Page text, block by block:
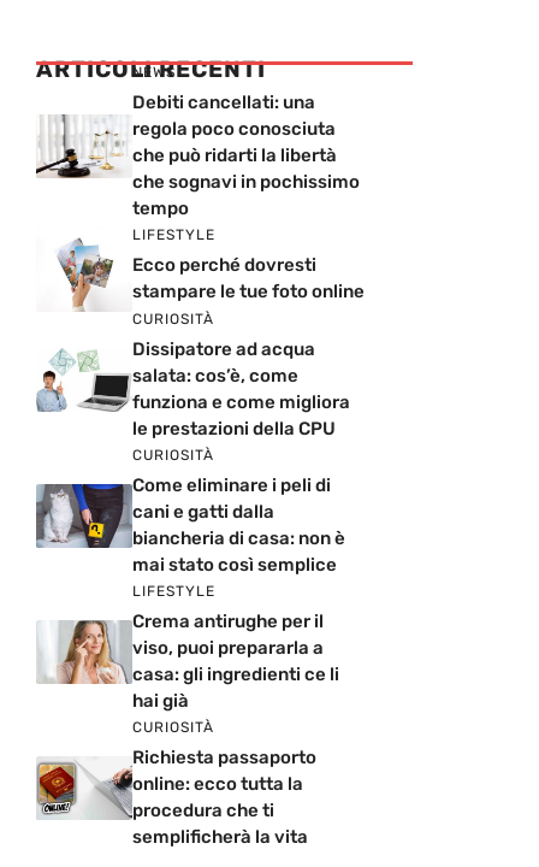
ARTICOLI RECENTI
NEWS
Debiti cancellati: una
regola poco conosciuta
che può ridarti la libertà
che sognavi in pochissimo
tempo
LIFESTYLE
Ecco perché dovresti
stampare le tue foto online
CURIOSITÀ
Dissipatore ad acqua
salata: cos’è, come
funziona e come migliora
le prestazioni della CPU
CURIOSITÀ
Come eliminare i peli di
cani e gatti dalla
biancheria di casa: non è
mai stato così semplice
LIFESTYLE
Crema antirughe per il
viso, puoi prepararla a
casa: gli ingredienti ce li
hai già
CURIOSITÀ
Richiesta passaporto
online: ecco tutta la
procedura che ti
semplificherà la vita